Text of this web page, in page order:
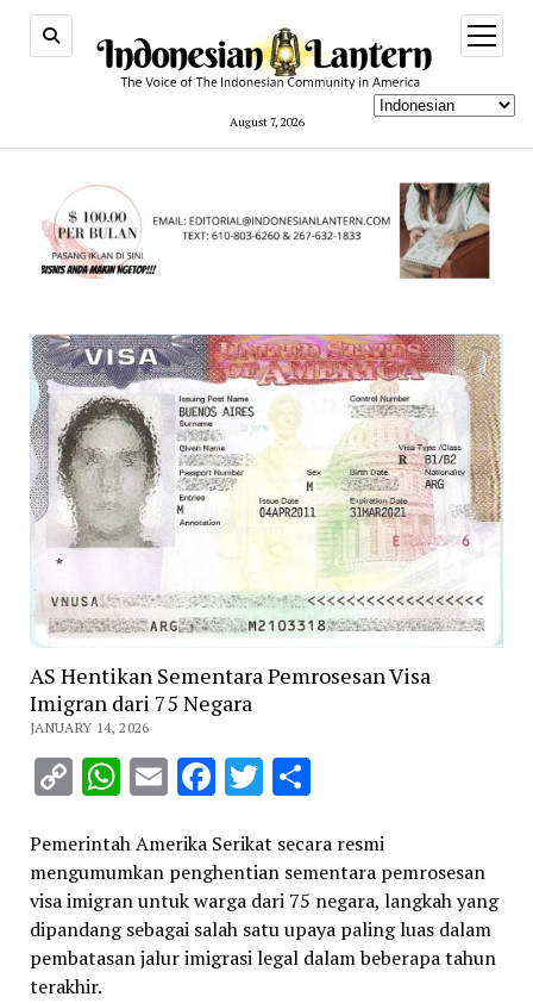
August 7, 2026
open
menu
AS Hentikan Sementara Pemrosesan Visa
Imigran dari 75 Negara
JANUARY 14, 2026
CopyWhatsApp
EmailFacebook
Twitter
Share
Pemerintah Amerika Serikat secara resmi
mengumumkan penghentian sementara pemrosesan
visa imigran untuk warga dari 75 negara, langkah yang
dipandang sebagai salah satu upaya paling luas dalam
pembatasan jalur imigrasi legal dalam beberapa tahun
terakhir.